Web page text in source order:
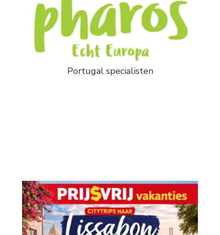
Portugal specialisten